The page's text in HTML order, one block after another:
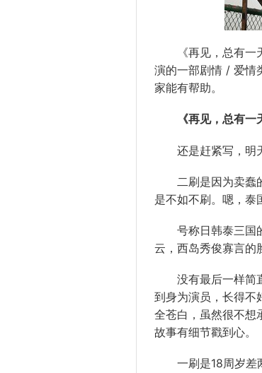
《再见，总有一天
演的一部剧情 / 爱情
家能有帮助。
《再见，总有
还是赶紧写，明
二刷是因为卖蠢
是不如不刷。嗯，泰
号称日韩泰三国
云 ，西岛秀俊寡言的
没有最后一样简
到身为演员 ，长得不
全苍白 ，虽然很不
故事有细节戳到心。
一刷是18周岁差